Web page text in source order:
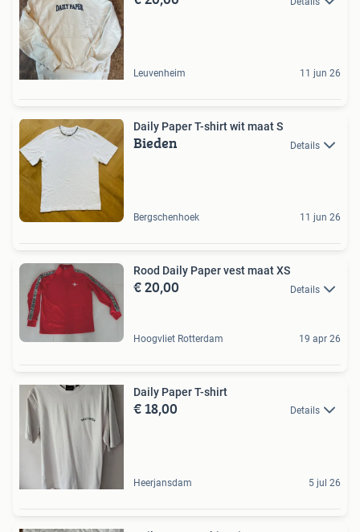
Leuvenheim 11 jun 26
Daily Paper T-shirt wit maat S
Bieden Details
Bergschenhoek 11 jun 26
Rood Daily Paper vest maat XS
€ 20,00 Details
Hoogvliet Rotterdam 19 apr 26
Daily Paper T-shirt
€ 18,00 Details
Heerjansdam 5 jul 26